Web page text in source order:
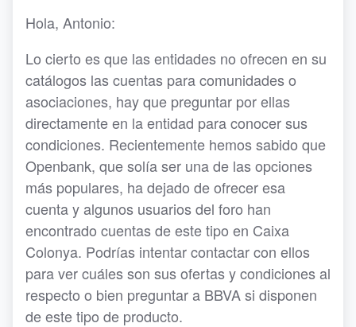
Hola, Antonio:
Lo cierto es que las entidades no ofrecen en su
catálogos las cuentas para comunidades o
asociaciones, hay que preguntar por ellas
directamente en la entidad para conocer sus
condiciones. Recientemente hemos sabido que
Openbank, que solía ser una de las opciones
más populares, ha dejado de ofrecer esa
cuenta y algunos usuarios del foro han
encontrado cuentas de este tipo en Caixa
Colonya. Podrías intentar contactar con ellos
para ver cuáles son sus ofertas y condiciones al
respecto o bien preguntar a BBVA si disponen
de este tipo de producto.